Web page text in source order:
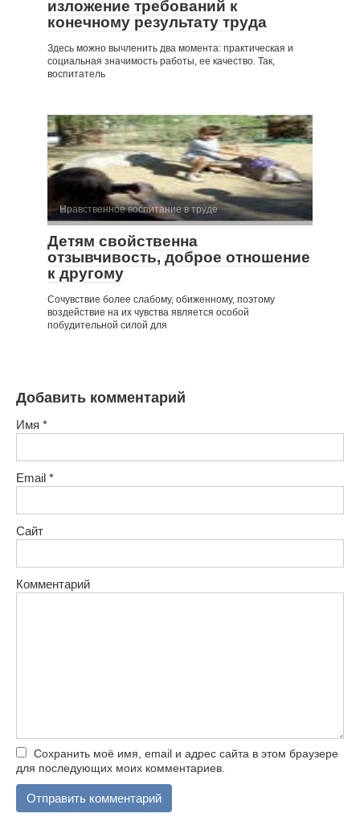
изложение требований к
конечному результату труда
Здесь можно вычленить два момента: практическая и
социальная значимость работы, ее качество. Так,
воспитатель
Нравственное воспитание в труде
Детям свойственна
отзывчивость, доброе отношение
к другому
Сочувствие более слабому, обиженному, поэтому
воздействие на их чувства является особой
побудительной силой для
Добавить комментарий
Имя *
Email *
Сайт
Комментарий
Сохранить моё имя, email и адрес сайта в этом браузере
для последующих моих комментариев.